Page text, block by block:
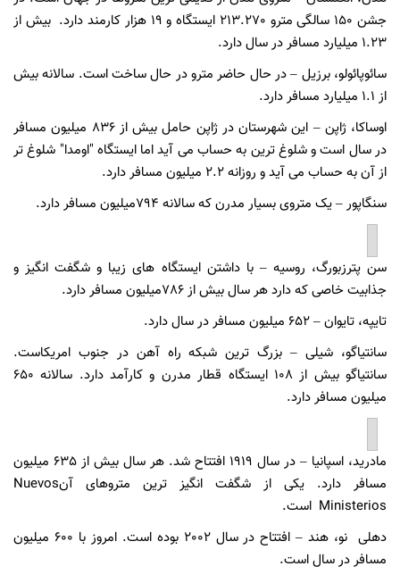
جشن 150 سالگی مترو 213.270 ایستگاه و 19 هزار کارمند دارد. بیش از
1.23 میلیارد مسافر در سال دارد.
سائوپائولو، برزیل – در حال حاضر مترو در حال ساخت است. سالانه بیش
از 1.1 میلیارد مسافر دارد.
اوساکا، ژاپن – این شهرستان در ژاپن حامل بیش از 836 میلیون مسافر
در سال است و شلوغ ترین به حساب می آید اما ایستگاه "اومدا" شلوغ تر
از آن به حساب می آید و روزانه 2.2 میلیون مسافر دارد.
سنگاپور – یک متروی بسیار مدرن که سالانه 794میلیون مسافر دارد.
سن پترزبورگ، روسیه – با داشتن ایستگاه های زیبا و شگفت انگیز و
جذابیت خاصی که دارد هر سال بیش از 786میلیون مسافر دارد.
تایپه، تایوان – 652 میلیون مسافر در سال دارد.
سانتیاگو، شیلی – بزرگ ترین شبکه راه آهن در جنوب امریکاست.
سانتیاگو بیش از 108 ایستگاه قطار مدرن و کارآمد دارد. سالانه 650
میلیون مسافر دارد.
مادرید، اسپانیا – در سال 1919 افتتاح شد. هر سال بیش از 635 میلیون
مسافر دارد. یکی از شگفت انگیز ترین متروهای آنNuevos
Ministerios است.
دهلی نو، هند – افتتاح در سال 2002 بوده است. امروز با 600 میلیون
مسافر در سال است.